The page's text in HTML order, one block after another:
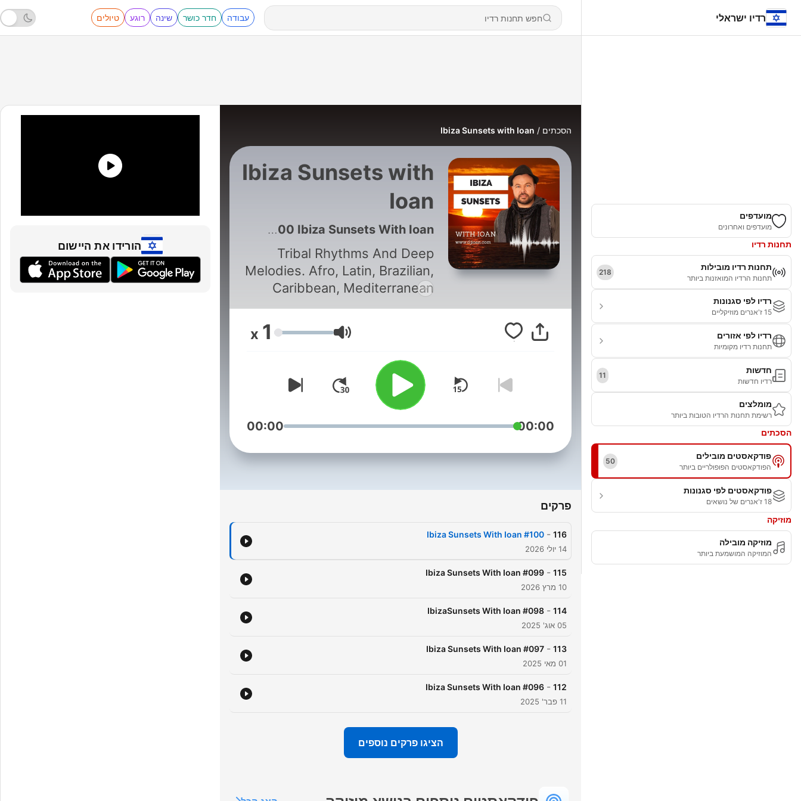
רדיו ישראלי עבודה חדר כושר שינה רוגע טיולים
מועדפים
מועדפים ואחרונים
תחנות רדיו
תחנות רדיו מובילות
תחנות הרדיו המואזנות ביותר
218
רדיו לפי סגנונות
15 ז'אנרים מוזיקליים
רדיו לפי אזורים
תחנות רדיו מקומיות
חדשות
רדיו חדשות
11
מומלצים
רשימת תחנות הרדיו הטובות ביותר
הסכתים
פודקאסטים מובילים
הפודקאסטים הפופולריים ביותר
50
פודקאסטים לפי סגנונות
18 ז'אנרים של נושאים
מוזיקה
מוזיקה מובילה
המוזיקה המושמעת ביותר
הסכתים Ibiza Sunsets with Ioan
Ibiza Sunsets with
Ioan
116 - #100 Ibiza Sunsets With Ioan
Tribal Rhythms And Deep
Melodies. Afro, Latin, Brazilian,
Caribbean, Mediterranean
Vibes, 🌅✨
עוצמת שמע 1
00:00
00:00
פרקים
116
-
#100 Ibiza Sunsets With Ioan
14 יולי 2026
115
-
#099 Ibiza Sunsets With Ioan
10 מרץ 2026
114
-
#098 IbizaSunsets With Ioan
05 אוג' 2025
113
-
#097 Ibiza Sunsets With Ioan
01 מאי 2025
112
-
#096 Ibiza Sunsets With Ioan
11 פבר' 2025
הציגו פרקים נוספים
הורידו את היישום